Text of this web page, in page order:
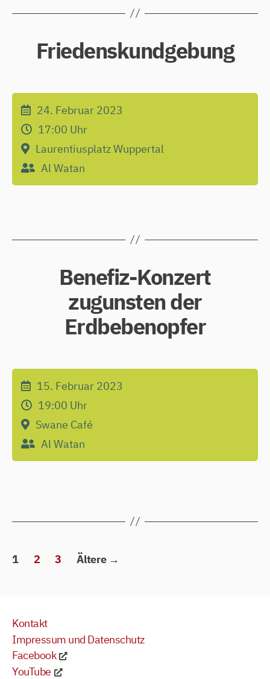
Friedenskundgebung
24. Februar 2023
17:00 Uhr
Laurentiusplatz Wuppertal
Al Watan
Benefiz-Konzert
zugunsten der
Erdbebenopfer
15. Februar 2023
19:00 Uhr
Swane Café
Al Watan
Seitennummerierung
1 2 3 Ältere →
Kontakt
Impressum und Datenschutz
Facebook
YouTube